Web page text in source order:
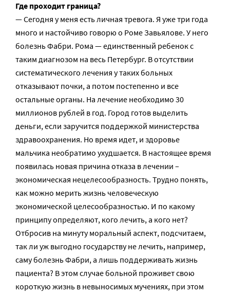
Где проходит граница?
— Сегодня у меня есть личная тревога. Я уже три года
много и настойчиво говорю о Роме Завьялове. У него
болезнь Фабри. Рома — единственный ребенок с
таким диагнозом на весь Петербург. В отсутствии
систематического лечения у таких больных
отказывают почки, а потом постепенно и все
остальные органы. На лечение необходимо 30
миллионов рублей в год. Город готов выделить
деньги, если заручится поддержкой министерства
здравоохранения. Но время идет, и здоровье
мальчика необратимо ухудшается. В настоящее время
появилась новая причина отказа в лечении –
экономическая нецелесообразность. Трудно понять,
как можно мерить жизнь человеческую
экономической целесообразностью. И по какому
принципу определяют, кого лечить, а кого нет?
Отбросив на минуту моральный аспект, подсчитаем,
так ли уж выгодно государству не лечить, например,
саму болезнь Фабри, а лишь поддерживать жизнь
пациента? В этом случае больной проживет свою
короткую жизнь в невыносимых мучениях, при этом